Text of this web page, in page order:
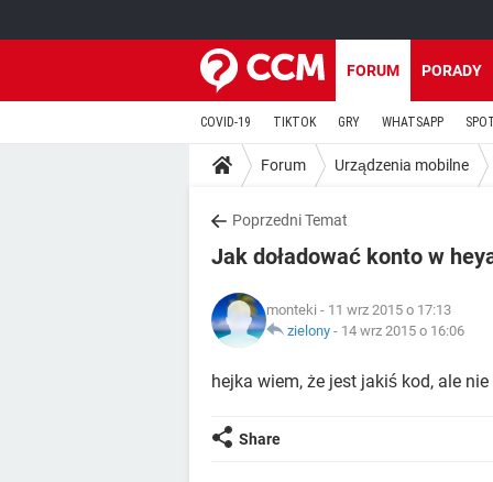
FORUM PORADY
COVID-19 TIKTOK GRY WHATSAPP
Forum Urządzenia mobilne
Poprzedni Temat
Jak doładować konto w
monteki - 11 wrz 2015 o 17:13
zielony - 14 wrz 2015 o 16:06
hejka wiem, że jest jakiś kod, ale
Share